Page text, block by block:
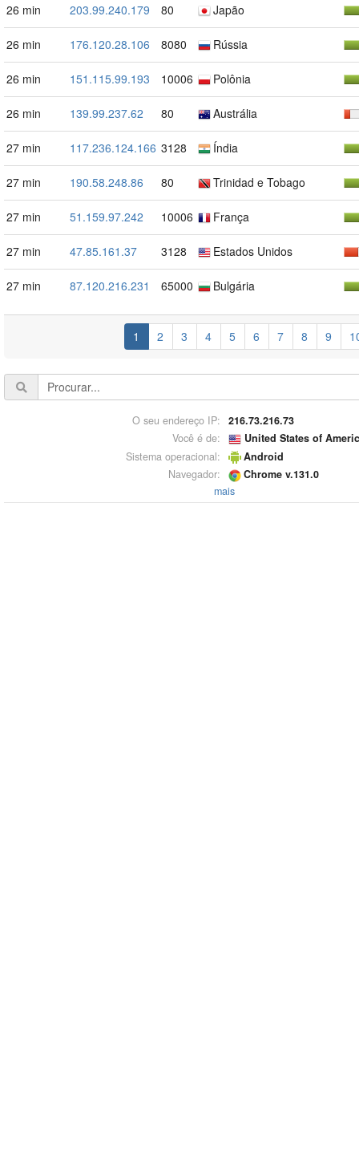
26 min 203.99.240.179 80 Japão
26 min 176.120.28.106 8080 Rússia
26 min 151.115.99.193 10006 Polônia
26 min 139.99.237.62 80 Austrália
27 min 117.236.124.166 3128 Índia
27 min 190.58.248.86 80 Trinidad e Tobago
27 min 51.159.97.242 10006 França
27 min 47.85.161.37 3128 Estados Unidos
27 min 87.120.216.231 65000 Bulgária
1 2 3 4 5 6 7 8 9
O seu endereço IP:
216.73.216.73
Você é de:
United States of
Sistema operacional:
Android
Navegador:
Chrome v.131.0
mais